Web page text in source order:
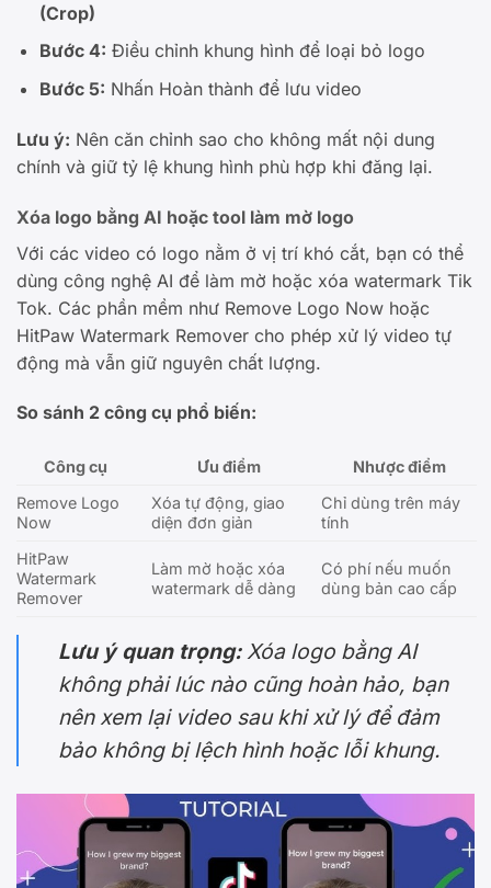
(Crop)
Bước 4: Điều chỉnh khung hình để loại bỏ logo
Bước 5: Nhấn Hoàn thành để lưu video
Lưu ý: Nên căn chỉnh sao cho không mất nội dung
chính và giữ tỷ lệ khung hình phù hợp khi đăng lại.
Xóa logo bằng AI hoặc tool làm mờ logo
Với các video có logo nằm ở vị trí khó cắt, bạn có thể
dùng công nghệ AI để làm mờ hoặc xóa watermark Tik
Tok. Các phần mềm như Remove Logo Now hoặc
HitPaw Watermark Remover cho phép xử lý video tự
động mà vẫn giữ nguyên chất lượng.
So sánh 2 công cụ phổ biến:
Công cụ Ưu điểm
Nhược điểm
Remove Logo
Now
Xóa tự động, giao
diện đơn giản
Chỉ dùng trên máy
tính
HitPaw
Watermark
Remover
Làm mờ hoặc xóa
watermark dễ dàng
Có phí nếu muốn
dùng bản cao cấp
Lưu ý quan trọng:Xóa logo bằng AI
không phải lúc nào cũng hoàn hảo, bạn
nên xem lại video sau khi xử lý để đảm
bảo không bị lệch hình hoặc lỗi khung.